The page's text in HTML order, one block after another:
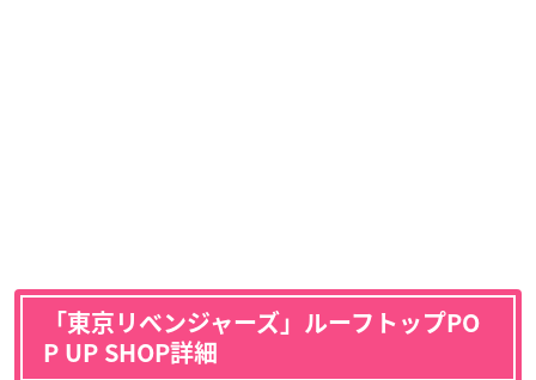
「東京リベンジャーズ」ルーフトップPO
P UP SHOP詳細